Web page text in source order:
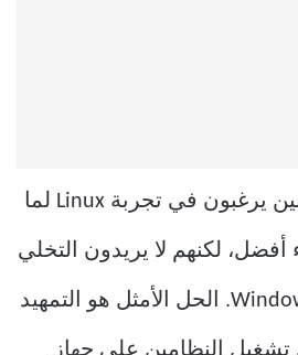
الكثير من المستخدمين يرغبون في تجربة Linux لما
أفضل، لكنهم لا يريدون التخلي
نهائياً عن نظام Windows 11. الحل الأمثل هو التمهيد
النظامين على جهاز